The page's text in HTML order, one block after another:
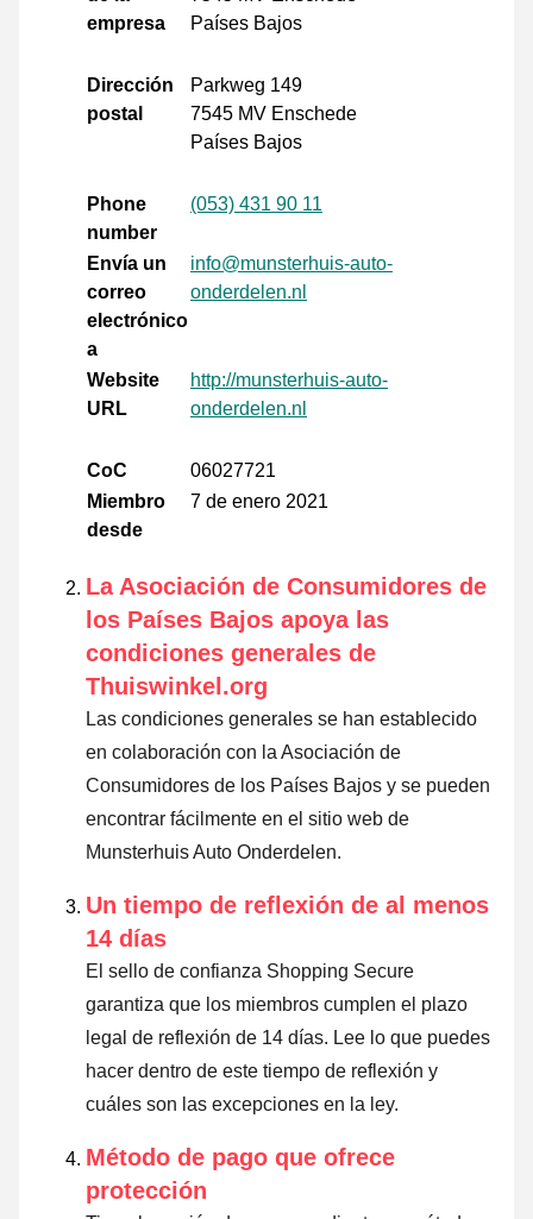
empresa
Países Bajos
Dirección
postal
Parkweg 149
7545 MV Enschede
Países Bajos
Phone
number
(053) 431 90 11
Envía un
correo
electrónico
a
info@munsterhuis-auto-
onderdelen.nl
Website
URL
http://munsterhuis-auto-
onderdelen.nl
CoC
06027721
Miembro
desde
7 de enero 2021
La Asociación de Consumidores de
los Países Bajos apoya las
condiciones generales de
Thuiswinkel.org
Las condiciones generales se han establecido
en colaboración con la Asociación de
Consumidores de los Países Bajos y se pueden
encontrar fácilmente en el sitio web de
Munsterhuis Auto Onderdelen.
Un tiempo de reflexión de al menos
14 días
El sello de confianza Shopping Secure
garantiza que los miembros cumplen el plazo
legal de reflexión de 14 días. Lee lo que puedes
hacer dentro de este tiempo de reflexión y
cuáles son las excepciones en la ley.
Método de pago que ofrece
protección